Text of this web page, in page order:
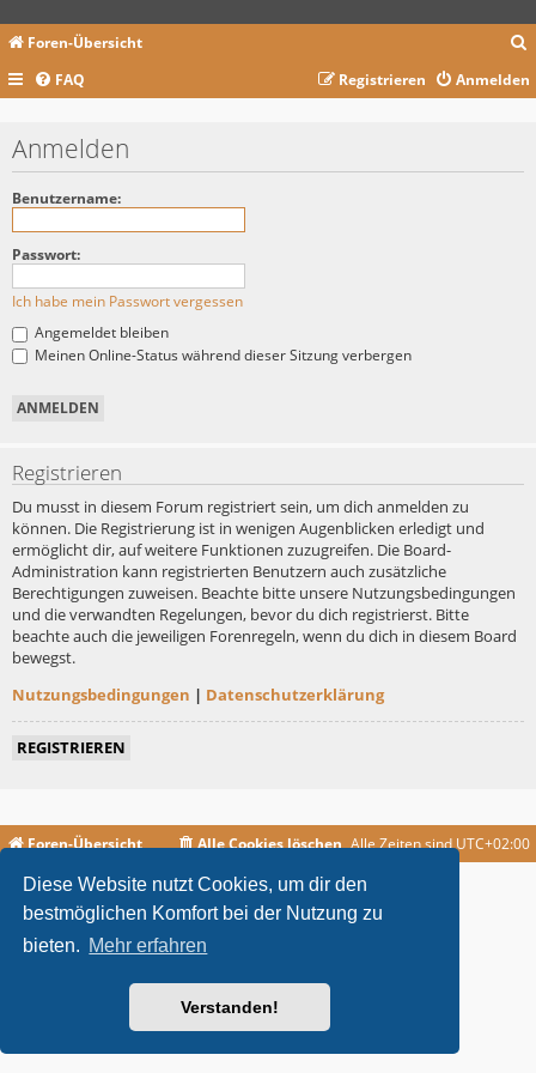
Diese Website nutzt Cookies, um dir den
bestmöglichen Komfort bei der Nutzung zu
bieten. Mehr erfahren
Verstanden!
Foren-Übersicht
c
FAQ Anmelden
Registrieren
Anmelden
Benutzername:
Passwort:
Ich habe mein Passwort vergessen
Angemeldet bleiben
Meinen Online-Status während dieser Sitzung verbergen
Registrieren
Du musst in diesem Forum registriert sein, um dich anmelden zu
können. Die Registrierung ist in wenigen Augenblicken erledigt und
ermöglicht dir, auf weitere Funktionen zuzugreifen. Die Board-
Administration kann registrierten Benutzern auch zusätzliche
Berechtigungen zuweisen. Beachte bitte unsere Nutzungsbedingungen
und die verwandten Regelungen, bevor du dich registrierst. Bitte
beachte auch die jeweiligen Forenregeln, wenn du dich in diesem Board
bewegst.
Nutzungsbedingungen | Datenschutzerklärung
REGISTRIEREN
Foren-Übersicht Alle Zeiten sindUTC+02:00
Alle Cookies löschen
metrolike style byEric SeguinUpdated for phpBB3.2 by
Powered byphpBB ® Forum Software © phpBB Limited
phpBB.de
Datenschutz